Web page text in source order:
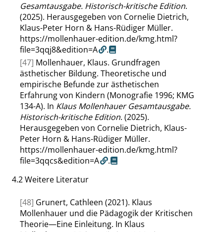
Gesamtausgabe. Historisch-kritische Edition.
(2025). Herausgegeben von Cornelie Dietrich,
Klaus-Peter Horn & Hans-Rüdiger Müller.
https://mollenhauer-edition.de/kmg.html?
file=3qqj8&edition=A
.
[47] Mollenhauer, Klaus. Grundfragen
ästhetischer Bildung. Theoretische und
empirische Befunde zur ästhetischen
Erfahrung von Kindern (Monografie 1996; KMG
134-A). In Klaus Mollenhauer Gesamtausgabe.
Historisch-kritische Edition. (2025).
Herausgegeben von Cornelie Dietrich, Klaus-
Peter Horn & Hans-Rüdiger Müller.
https://mollenhauer-edition.de/kmg.html?
file=3qqcs&edition=A
.
4.2Weitere Literatur
[48] Grunert, Cathleen (2021). Klaus
Mollenhauer und die Pädagogik der Kritischen
Theorie—Eine Einleitung. In Klaus